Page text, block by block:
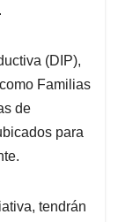
(DIP),
Familias
de
para
tendrán